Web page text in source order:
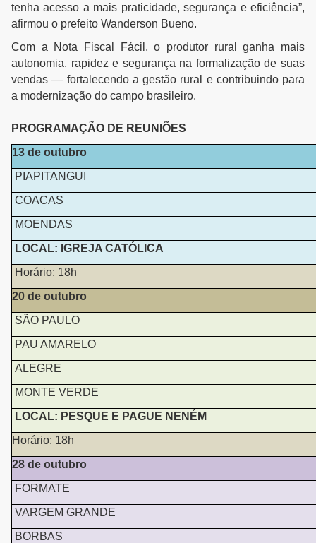
tenha acesso a mais praticidade, segurança e eficiência”,
afirmou o prefeito Wanderson Bueno.
Com a Nota Fiscal Fácil, o produtor rural ganha mais
autonomia, rapidez e segurança na formalização de suas
vendas — fortalecendo a gestão rural e contribuindo para
a modernização do campo brasileiro.
PROGRAMAÇÃO DE REUNIÕES
13 de outubro
PIAPITANGUI
COACAS
MOENDAS
LOCAL: IGREJA CATÓLICA
Horário: 18h
20 de outubro
SÃO PAULO
PAU AMARELO
ALEGRE
MONTE VERDE
LOCAL: PESQUE E PAGUE NENÉM
Horário: 18h
28 de outubro
FORMATE
VARGEM GRANDE
BORBAS